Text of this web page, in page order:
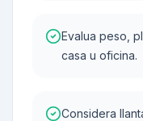
Evalua peso,
casa u oficina.
Considera